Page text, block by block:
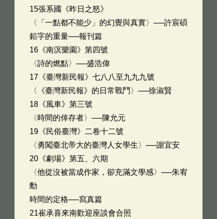
15張系國《昨日之怒》
〈「一點都不能少」的幻覺與真實〉──許宸碩
鉛字的重量──報刊篇
16《南溟樂園》第四號
〈詩的燃點〉──盛浩偉
17《臺灣新民報》七八八至九九九號
〈《臺灣新民報》的日常戰鬥〉──徐淑賢
18《風車》第三號
〈時間的倖存者〉──陳允元
19《民俗臺灣》二卷十二號
〈勇闖臺北帝大的臺灣人女學生〉──謝宜安
20《劇場》第五、六期
〈他從沒被當成作家，卻充滿文學感〉──朱宥
勳
時間的定格──寫真篇
21崔承喜來南歡迎座談會合照